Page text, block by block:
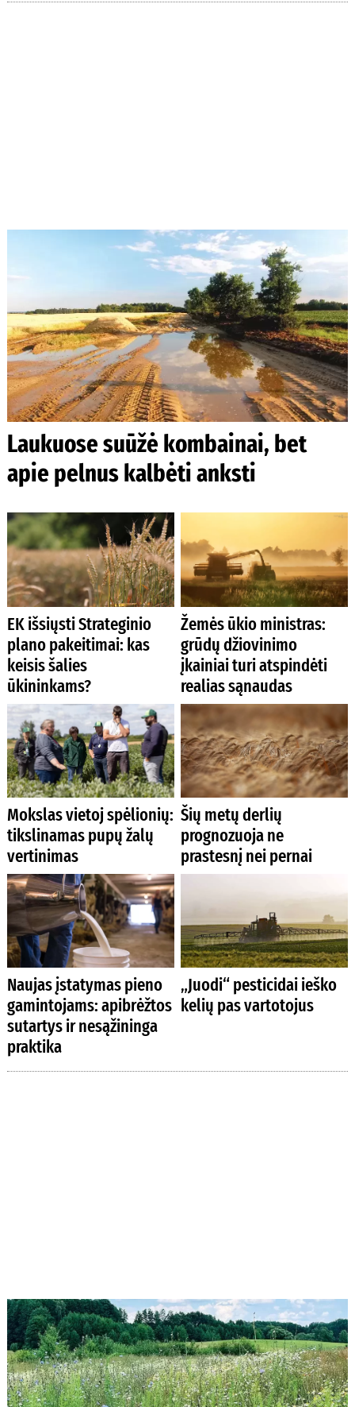
Laukuose suūžė kombainai, bet
apie pelnus kalbėti anksti
EK išsiųsti Strateginio
plano pakeitimai: kas
keisis šalies
ūkininkams?
Žemės ūkio ministras:
grūdų džiovinimo
įkainiai turi atspindėti
realias sąnaudas
Mokslas vietoj spėlionių:
tikslinamas pupų žalų
vertinimas
Šių metų derlių
prognozuoja ne
prastesnį nei pernai
Naujas įstatymas pieno
gamintojams: apibrėžtos
sutartys ir nesąžininga
praktika
„Juodi“ pesticidai ieško
kelių pas vartotojus